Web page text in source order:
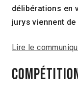
délibérations en
jurys viennent
Lire le